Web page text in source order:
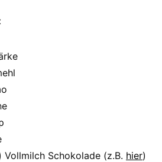
Schokolade (z.B. hier)